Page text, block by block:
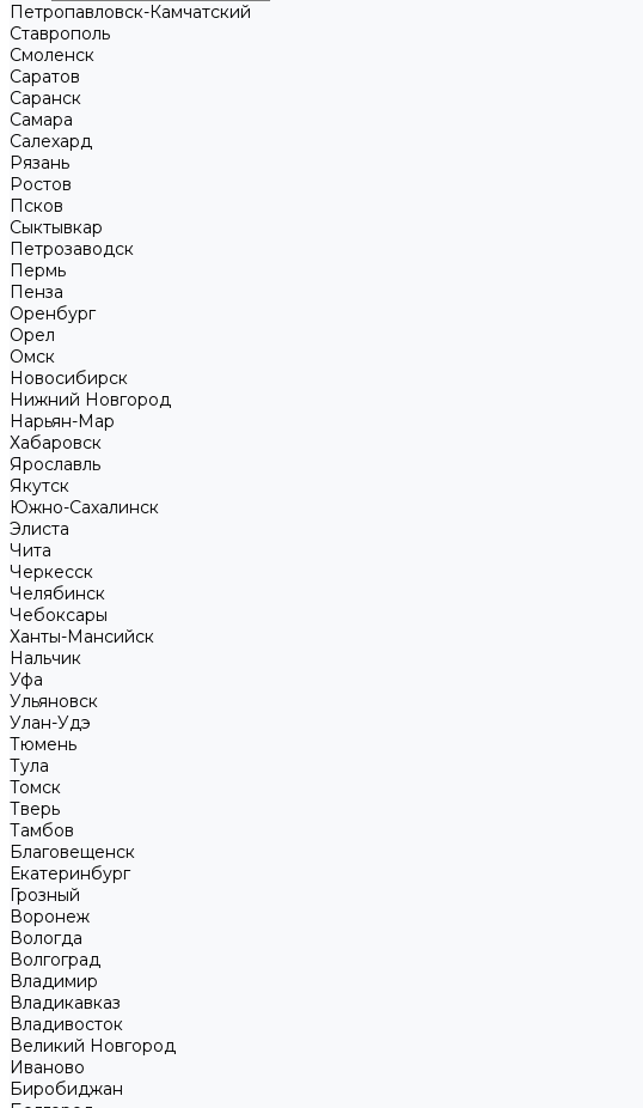
Петропавловск-Камчатский
Ставрополь
Смоленск
Саратов
Саранск
Самара
Салехард
Рязань
Ростов
Псков
Сыктывкар
Петрозаводск
Пермь
Пенза
Оренбург
Орел
Омск
Новосибирск
Нижний Новгород
Нарьян-Мар
Хабаровск
Ярославль
Якутск
Южно-Сахалинск
Элиста
Чита
Черкесск
Челябинск
Чебоксары
Ханты-Мансийск
Нальчик
Уфа
Ульяновск
Улан-Удэ
Тюмень
Тула
Томск
Тверь
Тамбов
Благовещенск
Екатеринбург
Грозный
Воронеж
Вологда
Волгоград
Владимир
Владикавказ
Владивосток
Великий Новгород
Иваново
Биробиджан